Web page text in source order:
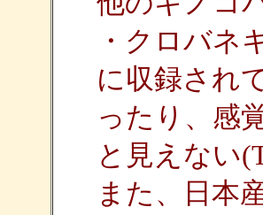
・クロバネ
に収録され
ったり、感
と見えない
また、日本